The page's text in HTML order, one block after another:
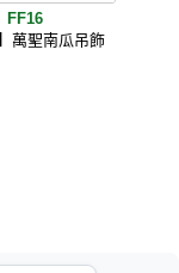
FF16
萬聖南瓜吊飾